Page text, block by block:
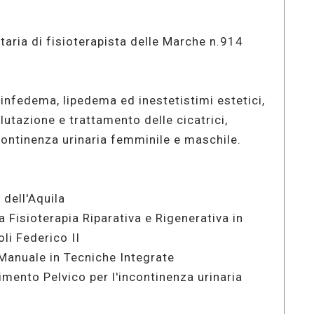
di fisioterapista delle Marche n.914
lipedema ed inestetistimi estetici,
e trattamento delle cicatrici,
urinaria femminile e maschile.
dell'Aquila
Riparativa e Rigenerativa in
Federico II
in Tecniche Integrate
Pelvico per l'incontinenza urinaria